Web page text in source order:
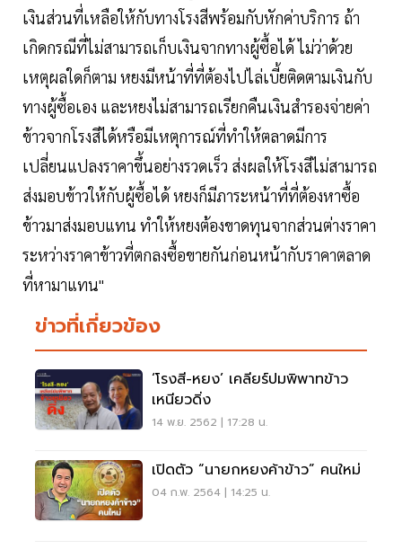
เงินส่วนที่เหลือให้กับทางโรงสีพร้อมกับหักค่าบริการ ถ้า
เกิดกรณีที่ไม่สามารถเก็บเงินจากทางผู้ซื้อได้ ไม่ว่าด้วย
เหตุผลใดก็ตาม หยงมีหน้าที่ที่ต้องไปไล่เบี้ยติดตามเงินกับ
ทางผู้ซื้อเอง และหยงไม่สามารถเรียกคืนเงินสำรองจ่ายค่า
ข้าวจากโรงสีได้หรือมีเหตุการณ์ที่ทำให้ตลาดมีการ
เปลี่ยนแปลงราคาขึ้นอย่างรวดเร็ว ส่งผลให้โรงสีไม่สามารถ
ส่งมอบข้าวให้กับผู้ซื้อได้ หยงก็มีภาระหน้าที่ที่ต้องหาซื้อ
ข้าวมาส่งมอบแทน ทำให้หยงต้องขาดทุนจากส่วนต่างราคา
ระหว่างราคาข้าวที่ตกลงซื้อขายกันก่อนหน้ากับราคาตลาด
ที่หามาแทน"
ข่าวที่เกี่ยวข้อง
‘โรงสี-หยง’ เคลียร์ปมพิพาทข้าว
เหนียวดิ่ง
14 พ.ย. 2562 | 17:28 น.
เปิดตัว “นายกหยงค้าข้าว” คนใหม่
04 ก.พ. 2564 | 14:25 น.